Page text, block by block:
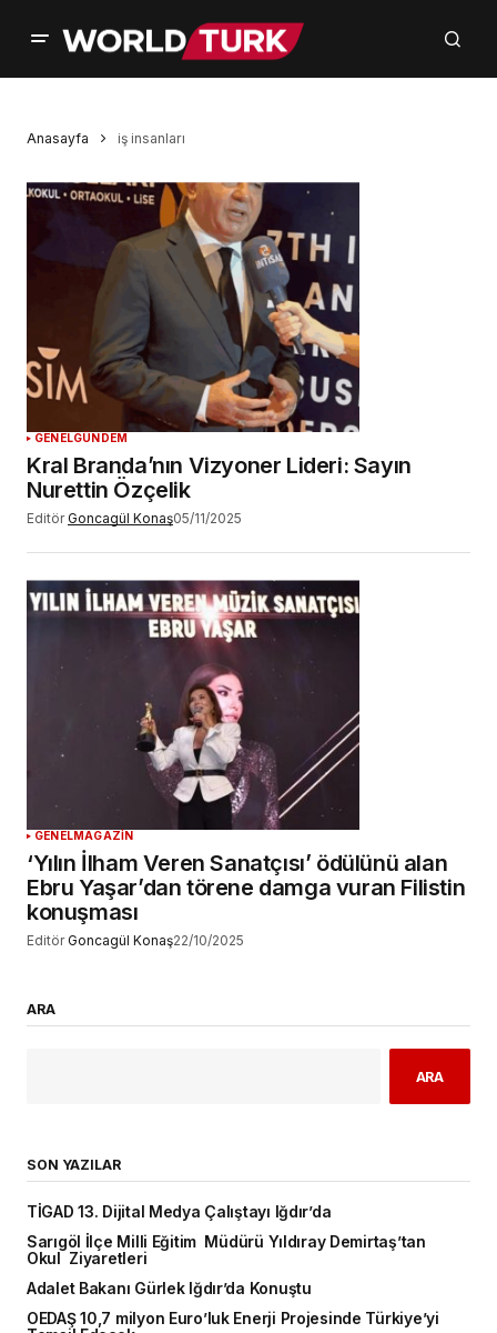
Anasayfa iş insanları
GENELGÜNDEM
Kral Branda’nın Vizyoner Lideri: Sayın
Nurettin Özçelik
Editör Goncagül Konaş05/11/2025
GENELMAGAZİN
‘Yılın İlham Veren Sanatçısı’ ödülünü alan
Ebru Yaşar’dan törene damga vuran Filistin
konuşması
Editör Goncagül Konaş22/10/2025
ARA
ARA
SON YAZILAR
TİGAD 13. Dijital Medya Çalıştayı Iğdır’da
Sarıgöl İlçe Milli Eğitim Müdürü Yıldıray Demirtaş’tan
Okul Ziyaretleri
Adalet Bakanı Gürlek Iğdır’da Konuştu
OEDAŞ 10,7 milyon Euro’luk Enerji Projesinde Türkiye’yi